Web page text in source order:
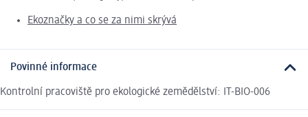
Ekoznačky a co se za nimi skrývá
Povinné informace
Kontrolní pracoviště pro ekologické zemědělství: IT-BIO-006